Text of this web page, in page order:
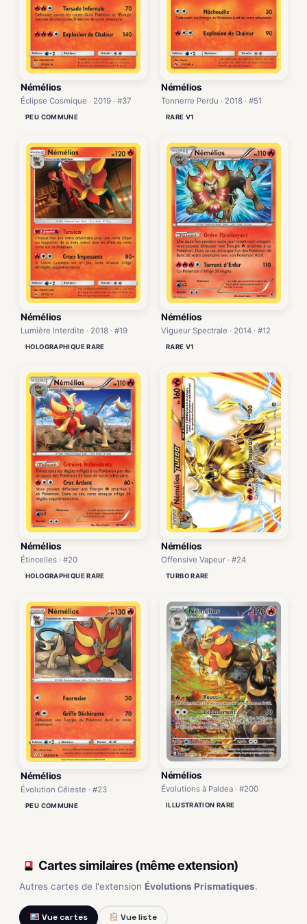
Némélios
Éclipse Cosmique · 2019 · #37
PEU COMMUNE
Némélios
Tonnerre Perdu · 2018 · #51
RARE V1
Némélios
Lumière Interdite · 2018 · #19
HOLOGRAPHIQUE RARE
Némélios
Vigueur Spectrale · 2014 · #12
RARE V1
Némélios
Étincelles · #20
HOLOGRAPHIQUE RARE
Némélios
Offensive Vapeur · #24
TURBO RARE
Némélios
Évolution Céleste · #23
PEU COMMUNE
Némélios
Évolutions à Paldea · #200
ILLUSTRATION RARE
Cartes similaires (même extension)
Autres cartes de l'extension Évolutions Prismatiques.
Vue cartes Vue liste